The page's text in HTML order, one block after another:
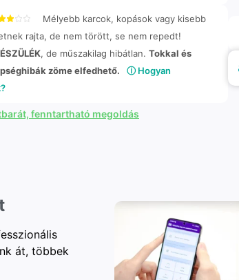
Mélyebb karcok, kopások vagy kisebb
rajta, de nem törött, se nem repedt!
, de műszakilag hibátlan. Tokkal és
zöme elfedhető.
ⓘ Hogyan
fenntartható megoldás
át, többek